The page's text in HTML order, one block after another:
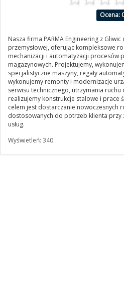
Ocena:
Nasza firma PARMA Engineering z
przemysłowej, oferując kompleksowe
mechanizacji i automatyzacji procesów
magazynowych. Projektujemy,
specjalistyczne maszyny, regały
wykonujemy remonty i modernizacje
serwisu technicznego, utrzymania
realizujemy konstrukcje stalowe i prace
celem jest dostarczanie nowoczesnych
dostosowanych do potrzeb klienta przy
usług.
Wyświetleń: 340